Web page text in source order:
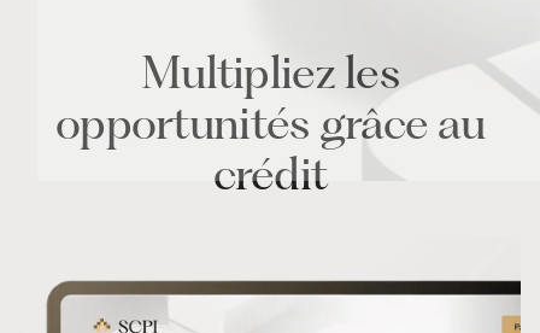
Multipliez les
opportunités grâce au
crédit